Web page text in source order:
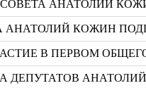
АНАТОЛИЙ
АНАТОЛИЙ КОЖИН
В ПЕРВОМ
ДЕПУТАТОВ